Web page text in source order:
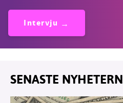
Intervju
SENASTE